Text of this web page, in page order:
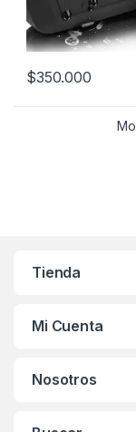
$350.000
Tienda
Mi Cuenta
Nosotros